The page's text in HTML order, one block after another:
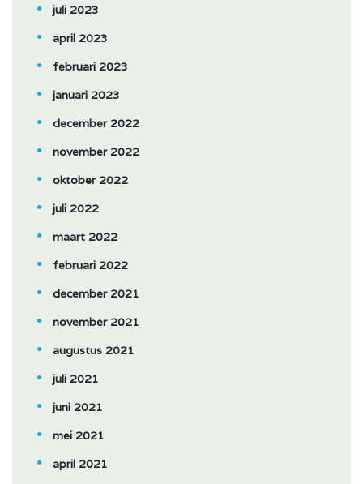
juli 2023
april 2023
februari 2023
januari 2023
december 2022
november 2022
oktober 2022
juli 2022
maart 2022
februari 2022
december 2021
november 2021
augustus 2021
juli 2021
juni 2021
mei 2021
april 2021